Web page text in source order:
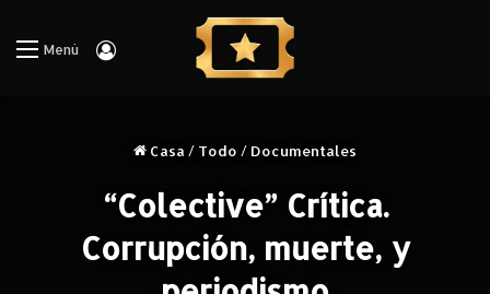
Menú Iniciar Sesión
Casa / Todo / Documentales
“Colective” Crítica.
Corrupción, muerte, y